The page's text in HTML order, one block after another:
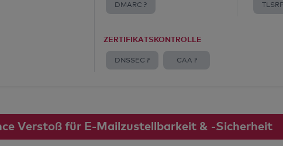
DMARC ?
ZERTIFIKATSKONTROLLE
DNSSEC ? CAA ?
Verstoß für E-Mailzustellbarkeit & -Sicherheit